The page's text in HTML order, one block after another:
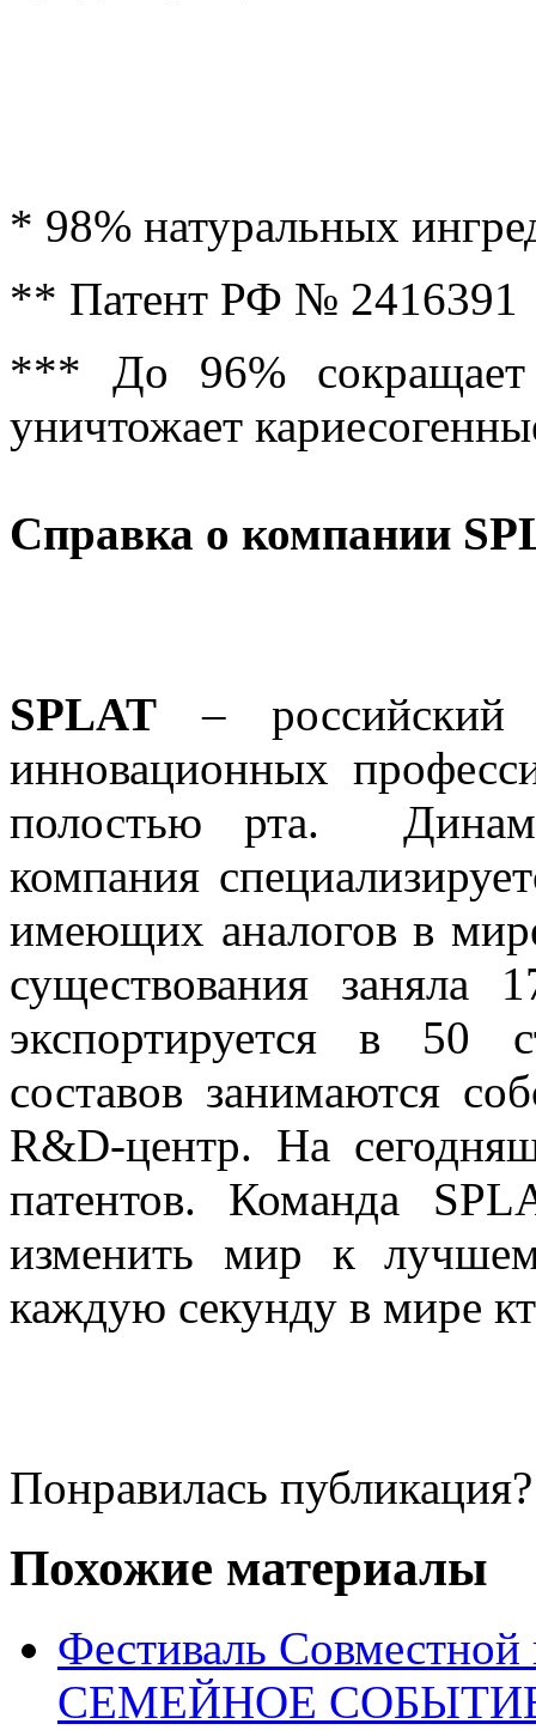
* 98% натуральных
** Патент РФ № 2416391
*** До 96% сокращает
уничтожает
Справка о компании
SPLAT – российский
инновационных
полостью рта.
компания
имеющих аналогов в
существования заняла
экспортируется в 50
составов занимаются
R&D-центр. На
патентов. Команда
изменить мир к
каждую секунду в мире
Понравилась
Похожие материалы
Фестиваль
СЕМЕЙНОЕ